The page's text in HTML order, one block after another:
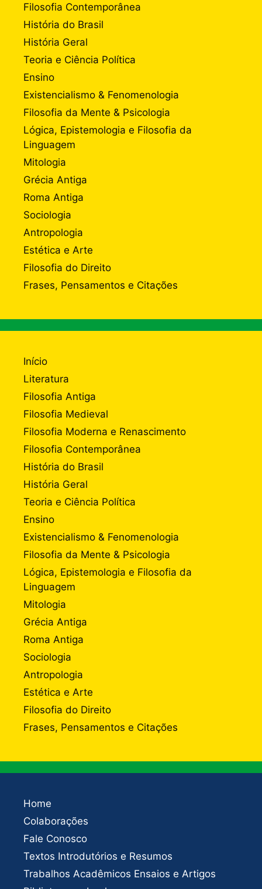
Filosofia Contemporânea
História do Brasil
História Geral
Teoria e Ciência Política
Ensino
Existencialismo & Fenomenologia
Filosofia da Mente & Psicologia
Lógica, Epistemologia e Filosofia da
Linguagem
Mitologia
Grécia Antiga
Roma Antiga
Sociologia
Antropologia
Estética e Arte
Filosofia do Direito
Frases, Pensamentos e Citações
Início
Literatura
Filosofia Antiga
Filosofia Medieval
Filosofia Moderna e Renascimento
Filosofia Contemporânea
História do Brasil
História Geral
Teoria e Ciência Política
Ensino
Existencialismo & Fenomenologia
Filosofia da Mente & Psicologia
Lógica, Epistemologia e Filosofia da
Linguagem
Mitologia
Grécia Antiga
Roma Antiga
Sociologia
Antropologia
Estética e Arte
Filosofia do Direito
Frases, Pensamentos e Citações
Home
Colaborações
Fale Conosco
Textos Introdutórios e Resumos
Trabalhos Acadêmicos Ensaios e Artigos